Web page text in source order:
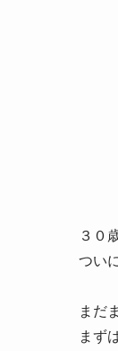
３０
つい
まだ
まず